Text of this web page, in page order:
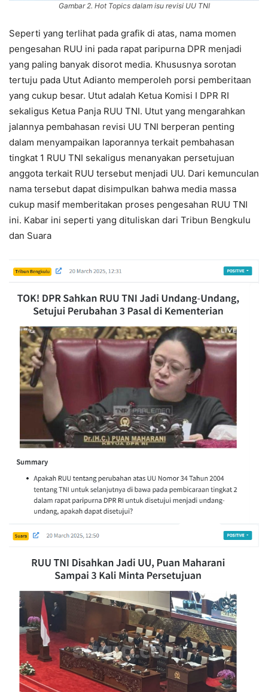
Gambar 2. Hot Topics dalam isu revisi UU TNI
Seperti yang terlihat pada grafik di atas, nama momen
pengesahan RUU ini pada rapat paripurna DPR menjadi
yang paling banyak disorot media. Khususnya sorotan
tertuju pada Utut Adianto memperoleh porsi pemberitaan
yang cukup besar. Utut adalah Ketua Komisi I DPR RI
sekaligus Ketua Panja RUU TNI. Utut yang mengarahkan
jalannya pembahasan revisi UU TNI berperan penting
dalam menyampaikan laporannya terkait pembahasan
tingkat 1 RUU TNI sekaligus menanyakan persetujuan
anggota terkait RUU tersebut menjadi UU. Dari kemunculan
nama tersebut dapat disimpulkan bahwa media massa
cukup masif memberitakan proses pengesahan RUU TNI
ini. Kabar ini seperti yang dituliskan dari Tribun Bengkulu
dan Suara